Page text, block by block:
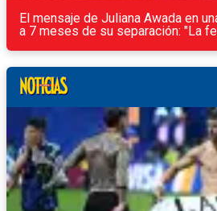
El mensaje de Juliana Awada en
a 7 meses de su separación: "La